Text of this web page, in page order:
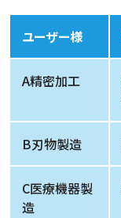
ユーザー様
A精密加工
B刃物製造
C医療機器製
造